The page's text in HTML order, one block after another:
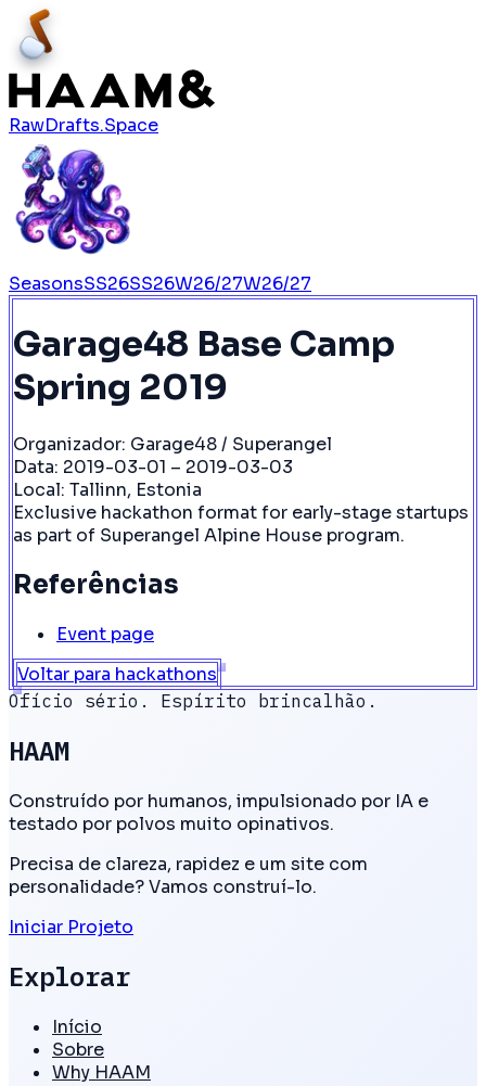
RawDrafts.Space
SeasonsSS26SS26W26/27W26/27
Garage48 Base Camp
Spring 2019
Organizador: Garage48 / Superangel
Data: 2019-03-01 – 2019-03-03
Local: Tallinn, Estonia
Exclusive hackathon format for early-stage startups
as part of Superangel Alpine House program.
Referências
Event page
Voltar para hackathons
Ofício sério. Espírito brincalhão.
HAAM
Construído por humanos, impulsionado por IA e
testado por polvos muito opinativos.
Precisa de clareza, rapidez e um site com
personalidade? Vamos construí-lo.
Iniciar Projeto
Explorar
Início
Sobre
Why HAAM